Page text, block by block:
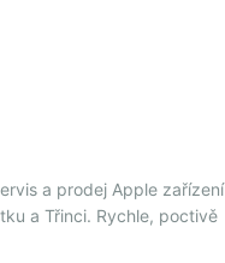
a prodej Apple zařízení
a Třinci. Rychle, poctivě